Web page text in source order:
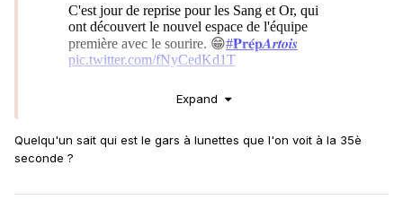
Expand
Quelqu'un sait qui est le gars à lunettes que l'on voit à la 35è
seconde ?